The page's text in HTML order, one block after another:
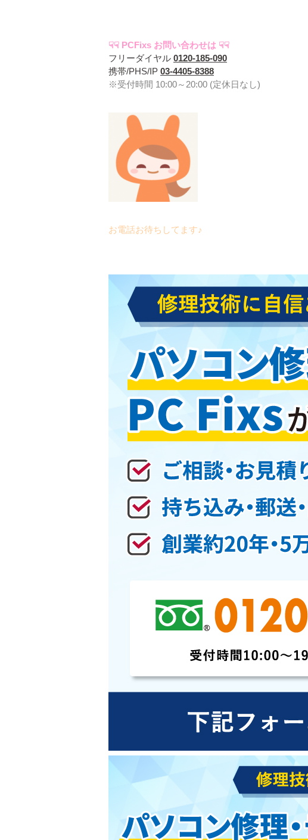
☟☟ PCFixs お問い合わせは ☟☟
フリーダイヤル 0120-185-090
携帯/PHS/IP 03-4405-8388
※受付時間 10:00～20:00 (定休日なし)
お電話お待ちしてます♪